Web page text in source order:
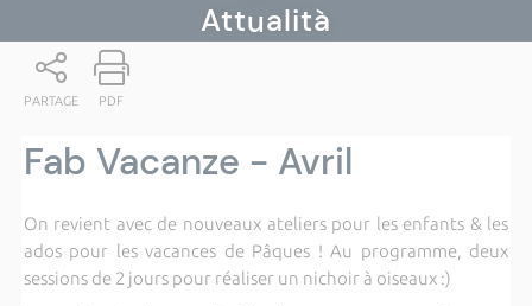
Attualità
PARTAGE PDF
Fab Vacanze - Avril
On revient avec de nouveaux ateliers pour les enfants & les
ados pour les vacances de Pâques ! Au programme, deux
sessions de 2 jours pour réaliser un nichoir à oiseaux :)